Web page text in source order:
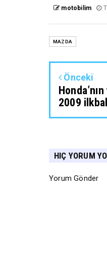
motobilim
MAZDA
Önceki
2009
HIÇ YORUM
Yorum Gönder